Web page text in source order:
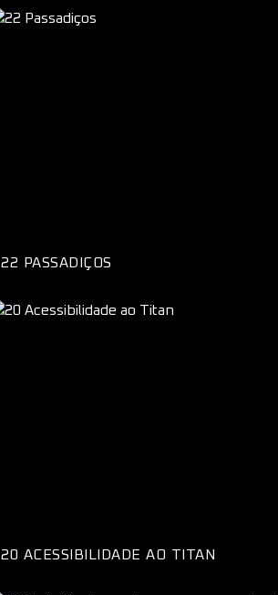
22 PASSADIÇOS
20 ACESSIBILIDADE AO TITAN